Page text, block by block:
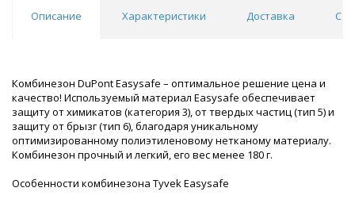
Описание Характеристики Доставка С
Комбинезон DuPont Easysafe – оптимальное решение цена и
качество! Используемый материал Easysafe обеспечивает
защиту от химикатов (категория 3), от твердых частиц (тип 5) и
защиту от брызг (тип 6), благодаря уникальному
оптимизированному полиэтиленовому нетканому материалу.
Комбинезон прочный и легкий, его вес менее 180 г.
Особенности комбинезона Tyvek Easysafe